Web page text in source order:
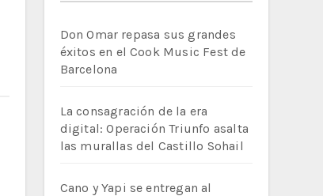
Don Omar repasa sus grandes
éxitos en el Cook Music Fest de
Barcelona
La consagración de la era
digital: Operación Triunfo asalta
las murallas del Castillo Sohail
Cano y Yapi se entregan al